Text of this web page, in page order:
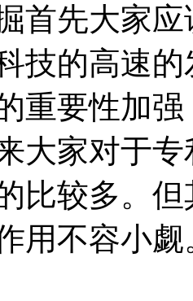
首先大家
技的高速
重要性加
大家对于
比较多。
用不容小